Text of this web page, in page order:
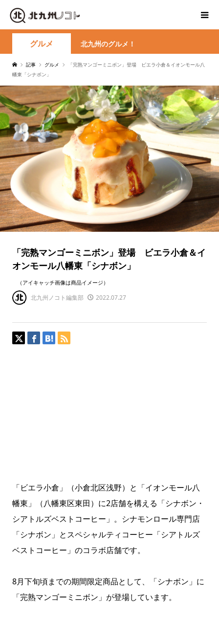
グルメ 北九州のグルメ！
記事 グルメ
「完熟マンゴーミニボン」登場 ビエラ小倉＆イオンモール八
幡東「シナボン」
「完熟マンゴーミニボン」登場 ビエラ小倉＆イ
オンモール八幡東「シナボン」
（アイキャッチ画像は商品イメージ）
北九州ノコト編集部 2022.07.27
「ビエラ小倉」（小倉北区浅野）と「イオンモール八
幡東」（八幡東区東田）に2店舗を構える「シナボン・
シアトルズベストコーヒー」。シナモンロール専門店
「シナボン」とスペシャルティコーヒー「シアトルズ
ベストコーヒー」のコラボ店舗です。
8月下旬頃までの期間限定商品として、「シナボン」に
「完熟マンゴーミニボン」が登場しています。